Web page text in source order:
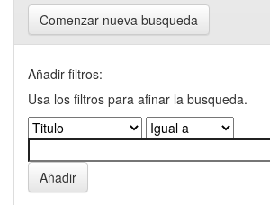
Comenzar nueva busqueda
Añadir filtros:
Usa los filtros para afinar la busqueda.